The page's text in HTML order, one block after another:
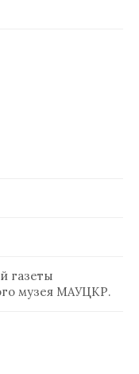
газеты
музея МАУЦКР.